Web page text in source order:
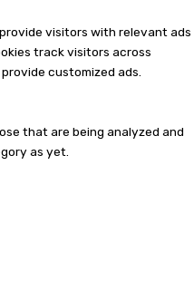
visitors with relevant ads
track visitors across
customized ads.
that are being analyzed and
as yet.